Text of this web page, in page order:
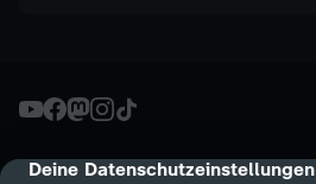
cmp-dialog-description
Deine Datenschutzeinstellungen
e
s